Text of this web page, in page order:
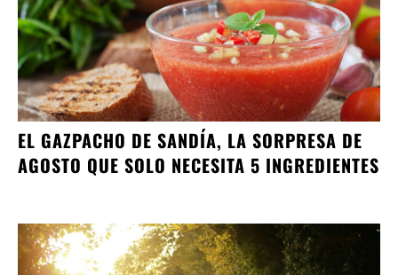
EL GAZPACHO DE SANDÍA, LA SORPRESA DE
AGOSTO QUE SOLO NECESITA 5 INGREDIENTES